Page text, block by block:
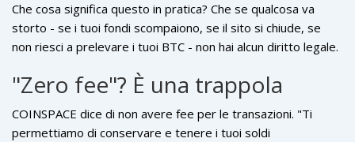
che analizza la sicurezza dei broker finanziari, ha
chiaramente avvertito:"Coinspace Ltd non è un broker
affidabile perché non è regolato da un’autorità finanziaria con
standard rigorosi"
. E non è un avvertimento generico. È
basato sui dati ufficiali delle autorità di vigilanza globali.
Che cosa significa questo in pratica? Che se qualcosa va
storto - se i tuoi fondi scompaiono, se il sito si chiude, se
non riesci a prelevare i tuoi BTC - non hai alcun diritto legale.
autorità che ti aiuta. Mentre su Coinbase o Kraken puoi fare
reclamo ufficiale, su COINSPACE sei completamente solo.
"Zero fee"? È una trappola
COINSPACE dice di non avere fee per le transazioni. "Ti
permettiamo di conservare e tenere i tuoi soldi